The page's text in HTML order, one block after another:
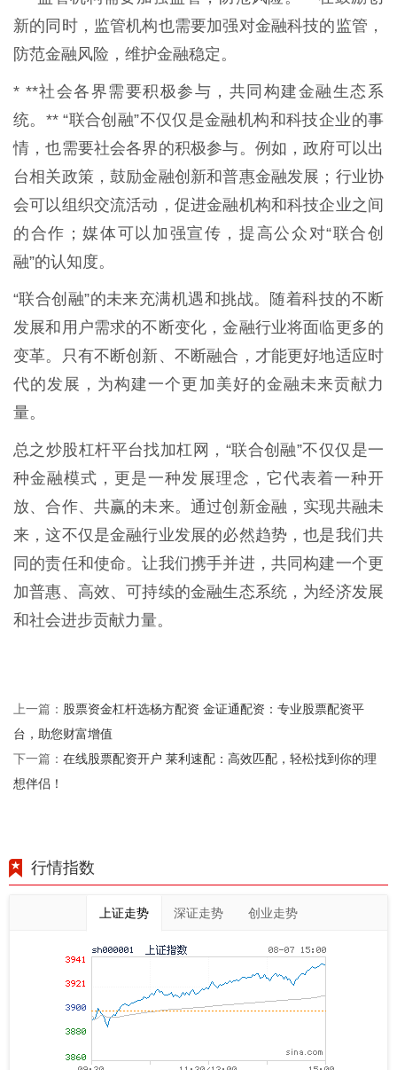
新的同时，监管机构也需要加强对金融科技的监管，
防范金融风险，维护金融稳定。
* **社会各界需要积极参与，共同构建金融生态系
统。** “联合创融”不仅仅是金融机构和科技企业的事
情，也需要社会各界的积极参与。例如，政府可以出
台相关政策，鼓励金融创新和普惠金融发展；行业协
会可以组织交流活动，促进金融机构和科技企业之间
的合作；媒体可以加强宣传，提高公众对“联合创
融”的认知度。
“联合创融”的未来充满机遇和挑战。随着科技的不断
发展和用户需求的不断变化，金融行业将面临更多的
变革。只有不断创新、不断融合，才能更好地适应时
代的发展，为构建一个更加美好的金融未来贡献力
量。
总之炒股杠杆平台找加杠网，“联合创融”不仅仅是一
种金融模式，更是一种发展理念，它代表着一种开
放、合作、共赢的未来。通过创新金融，实现共融未
来，这不仅是金融行业发展的必然趋势，也是我们共
同的责任和使命。让我们携手并进，共同构建一个更
加普惠、高效、可持续的金融生态系统，为经济发展
和社会进步贡献力量。
上一篇： 股票资金杠杆选杨方配资 金证通配资：专业股票配资平
台，助您财富增值
下一篇： 在线股票配资开户 莱利速配：高效匹配，轻松找到你的理
想伴侣！
行情指数
上证走势 深证走势 创业走势